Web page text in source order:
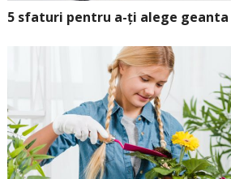
5 sfaturi pentru a-ți alege